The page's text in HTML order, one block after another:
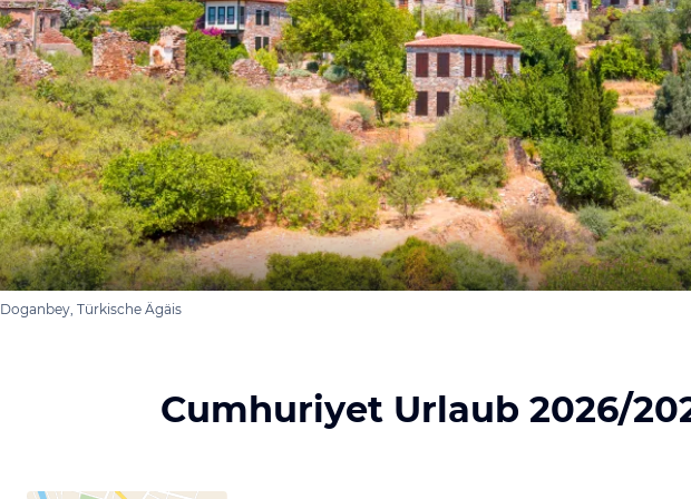
Doganbey, Türkische Ägäis
Cumhuriyet Urlaub 2026/